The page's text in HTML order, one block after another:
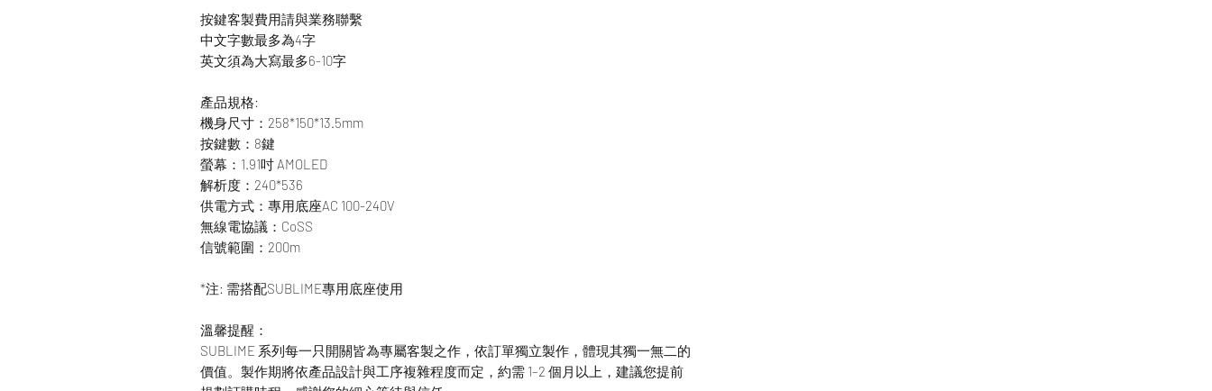
按鍵客製費用請與業務聯繫
中文字數最多為4字
英文須為大寫最多6-10字
產品規格:
機身尺寸：258*150*13.5mm
按鍵數：8鍵
螢幕：1.91吋 AMOLED
解析度：240*536
供電方式：專用底座AC 100-240V
無線電協議：CoSS
信號範圍：200m
*注: 需搭配SUBLIME專用底座使用
溫馨提醒：
SUBLIME 系列每一只開關皆為專屬客製之作，依訂單獨立製作，體現其獨一無二的
價值。製作期將依產品設計與工序複雜程度而定，約需 1–2 個月以上，建議您提前